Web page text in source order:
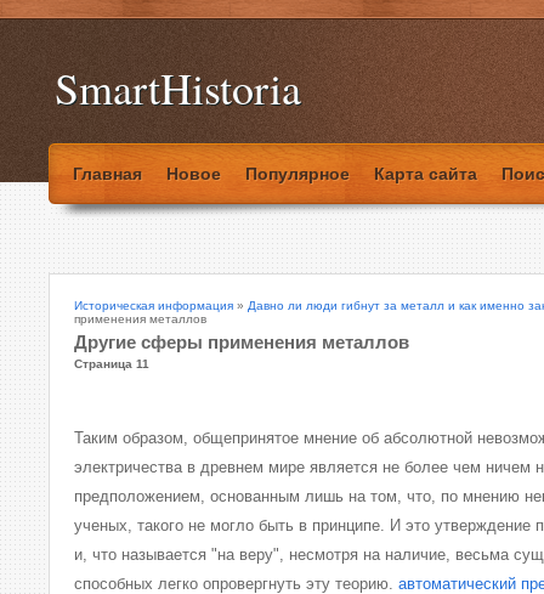
SmartHistoria
Главная Новое Популярное Карта сайта
Историческая информация » Давно ли люди гибнут за металл и как именно
применения металлов
Другие сферы применения металлов
Страница 11
Таким образом, общепринятое мнение об абсолютной
электричества в древнем мире является не более чем ничем
предположением, основанным лишь на том, что, по мнению
ученых, такого не могло быть в принципе. И это утверждение
и, что называется "на веру", несмотря на наличие, весьма
способных легко опровергнуть эту теорию. автоматический